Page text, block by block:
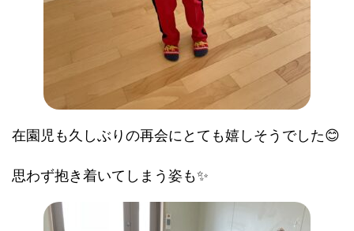
在園児も久しぶりの再会にとても嬉しそうでした😊
思わず抱き着いてしまう姿も✨